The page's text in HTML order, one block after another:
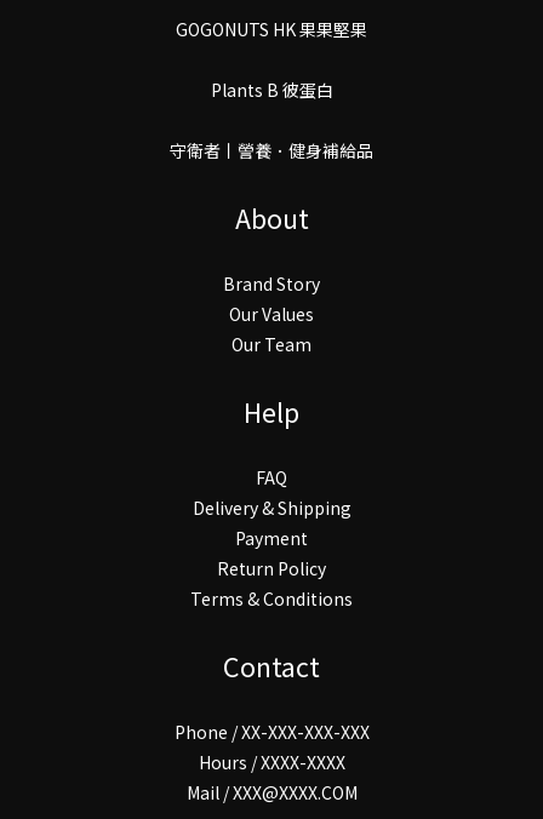
GOGONUTS HK 果果堅果
Plants B 彼蛋白
守衛者丨謍養．健身補給品
About
Brand Story
Our Values
Our Team
Help
FAQ
Delivery & Shipping
Payment
Return Policy
Terms & Conditions
Contact
Phone / XX-XXX-XXX-XXX
Hours / XXXX-XXXX
Mail / XXX@XXXX.COM